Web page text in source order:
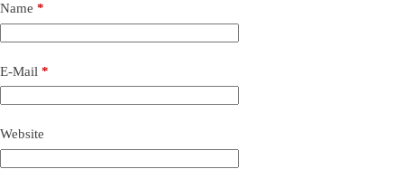
Name *
E-Mail *
Website